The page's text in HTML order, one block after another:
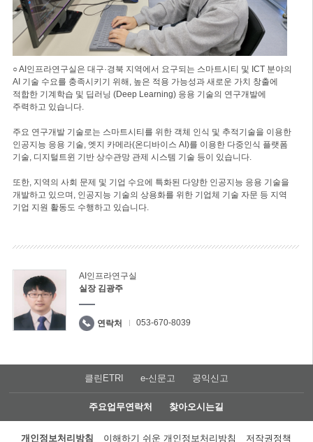
○ AI인프라연구실은 대구·경북 지역에서 요구되는 스마트시티 및 ICT 분야의
AI 기술 수요를 충족시키기 위해, 높은 적용 가능성과 새로운 가치 창출에
적합한 기계학습 및 딥러닝 (Deep Learning) 응용 기술의 연구개발에
주력하고 있습니다.
주요 연구개발 기술로는 스마트시티를 위한 객체 인식 및 추적기술을 이용한
인공지능 응용 기술, 엣지 카메라(온디바이스 AI)를 이용한 다중인식 플랫폼
기술, 디지털트윈 기반 상수관망 관제 시스템 기술 등이 있습니다.
또한, 지역의 사회 문제 및 기업 수요에 특화된 다양한 인공지능 응용 기술을
개발하고 있으며, 인공지능 기술의 상용화를 위한 기업체 기술 자문 등 지역
기업 지원 활동도 수행하고 있습니다.
AI인프라연구실
실장 김광주
연락처 053-670-8039
클린ETRI e-신문고 공익신고
주요업무연락처 찾아오시는길
개인정보처리방침 이해하기 쉬운 개인정보처리방침 저작권정책